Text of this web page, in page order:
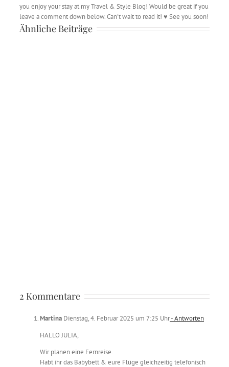
you enjoy your stay at my Travel & Style Blog! Would be great if you
leave a comment down below. Can't wait to read it! ♥ See you soon!
Ähnliche Beiträge
2 Kommentare
Martina Dienstag, 4. Februar 2025 um 7:25 Uhr- Antworten
HALLO JULIA,
Wir planen eine Fernreise.
Habt ihr das Babybett & eure Flüge gleichzeitig telefonisch